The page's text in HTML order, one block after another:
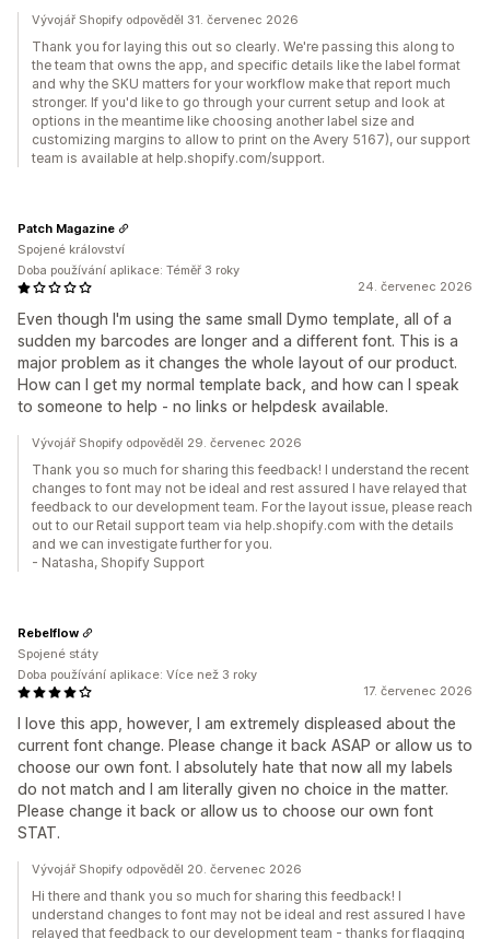
Vývojář Shopify odpověděl 31. červenec 2026
Thank you for laying this out so clearly. We're passing this along to
the team that owns the app, and specific details like the label format
and why the SKU matters for your workflow make that report much
stronger. If you'd like to go through your current setup and look at
options in the meantime like choosing another label size and
customizing margins to allow to print on the Avery 5167), our support
team is available at help.shopify.com/support.
24. červenec 2026
Even though I'm using the same small Dymo template, all of a
sudden my barcodes are longer and a different font. This is a
major problem as it changes the whole layout of our product.
How can I get my normal template back, and how can I speak
to someone to help - no links or helpdesk available.
Patch Magazine
Spojené království
Doba používání aplikace: Téměř 3 roky
Vývojář Shopify odpověděl 29. červenec 2026
Thank you so much for sharing this feedback! I understand the recent
changes to font may not be ideal and rest assured I have relayed that
feedback to our development team. For the layout issue, please reach
out to our Retail support team via help.shopify.com with the details
and we can investigate further for you.
- Natasha, Shopify Support
17. červenec 2026
I love this app, however, I am extremely displeased about the
current font change. Please change it back ASAP or allow us to
choose our own font. I absolutely hate that now all my labels
do not match and I am literally given no choice in the matter.
Please change it back or allow us to choose our own font
STAT.
Rebelflow
Spojené státy
Doba používání aplikace: Více než 3 roky
Vývojář Shopify odpověděl 20. červenec 2026
Hi there and thank you so much for sharing this feedback! I
understand changes to font may not be ideal and rest assured I have
relayed that feedback to our development team - thanks for flagging